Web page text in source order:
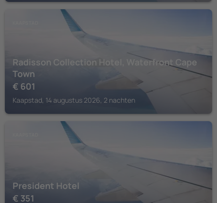
Radisson Collection Hotel, Waterfront Cape
Town
€ 601
Kaapstad, 14 augustus 2026, 2 nachten
President Hotel
€ 351